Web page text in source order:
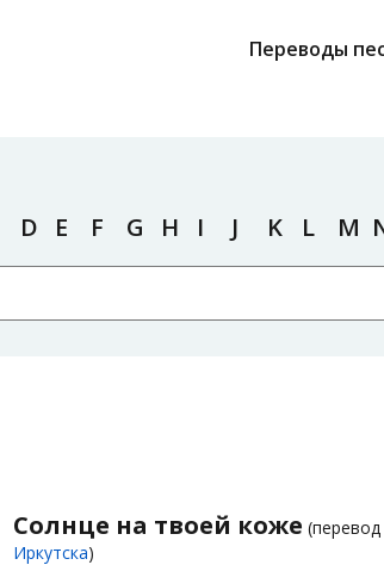
Переводы
D E F G H I J K L M
Солнце на твоей коже (перевод
Иркутска)